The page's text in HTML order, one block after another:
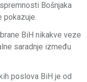
Bošnjaka
pokazuje.
BiH nikakve veze
saradnje između
poslova BiH je od